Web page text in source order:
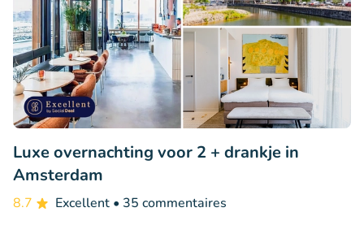
Luxe overnachting voor 2 + drankje in
Amsterdam
8.7 Excellent • 35 commentaires